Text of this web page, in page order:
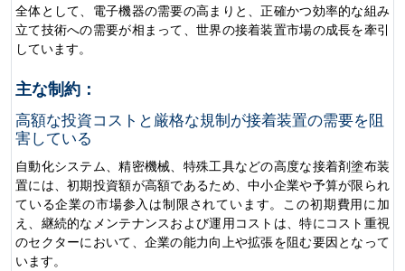
全体として、電子機器の需要の高まりと、正確かつ効率的な組み
立て技術への需要が相まって、世界の接着装置市場の成長を牽引
しています。
主な制約：
高額な投資コストと厳格な規制が接着装置の需要を阻
害している
自動化システム、精密機械、特殊工具などの高度な接着剤塗布装
置には、初期投資額が高額であるため、中小企業や予算が限られ
ている企業の市場参入は制限されています。この初期費用に加
え、継続的なメンテナンスおよび運用コストは、特にコスト重視
のセクターにおいて、企業の能力向上や拡張を阻む要因となって
います。